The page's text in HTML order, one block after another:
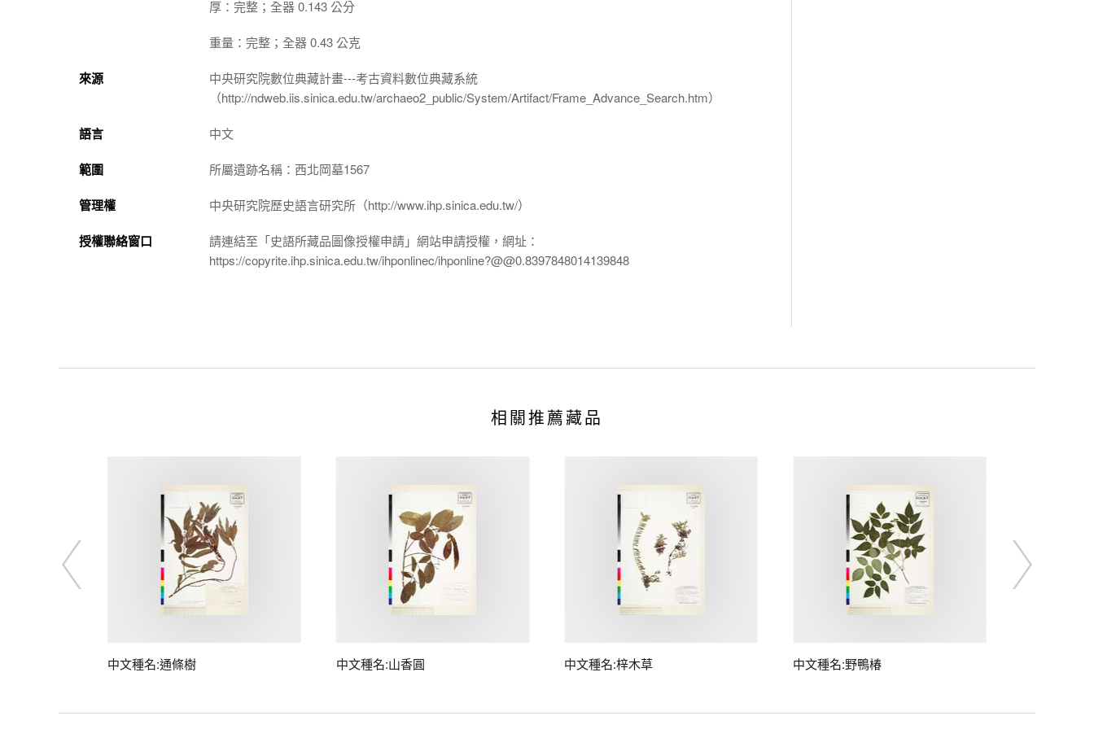
厚：完整；全器 0.143 公分
重量：完整；全器 0.43 公克
來源
中央研究院數位典藏計畫---考古資料數位典藏系統
（http://ndweb.iis.sinica.edu.tw/archaeo2_public/System/Artifact/Frame_Advance_Search.htm）
語言 中文
範圍 所屬遺跡名稱：西北岡墓1567
管理權 中央研究院歷史語言研究所（http://www.ihp.sinica.edu.tw/）
授權聯絡窗口
請連結至「史語所藏品圖像授權申請」網站申請授權，網址：
https://copyrite.ihp.sinica.edu.tw/ihponlinec/ihponline?@@0.8397848014139848
相關推薦藏品
中文種名:通條樹 中文種名:山香圓 中文種名:梓木草 中文種名:野鴨椿